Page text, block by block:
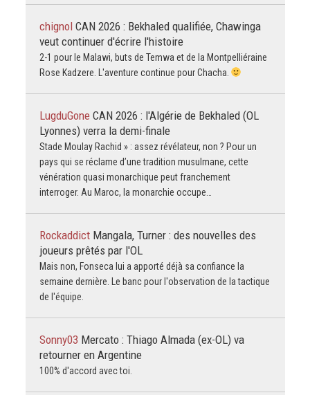
chignol CAN 2026 : Bekhaled qualifiée, Chawinga
veut continuer d'écrire l'histoire
2-1 pour le Malawi, buts de Temwa et de la Montpelliéraine
Rose Kadzere. L'aventure continue pour Chacha.
LugduGone CAN 2026 : l'Algérie de Bekhaled (OL
Lyonnes) verra la demi-finale
Stade Moulay Rachid » : assez révélateur, non ? Pour un
pays qui se réclame d’une tradition musulmane, cette
vénération quasi monarchique peut franchement
interroger. Au Maroc, la monarchie occupe…
Rockaddict Mangala, Turner : des nouvelles des
joueurs prêtés par l'OL
Mais non, Fonseca lui a apporté déjà sa confiance la
semaine dernière. Le banc pour l'observation de la tactique
de l'équipe.
Sonny03 Mercato : Thiago Almada (ex-OL) va
retourner en Argentine
100% d'accord avec toi.